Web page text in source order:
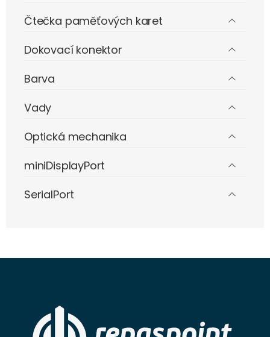
Čtečka paměťových karet
Dokovací konektor
Barva
Vady
Optická mechanika
miniDisplayPort
SerialPort